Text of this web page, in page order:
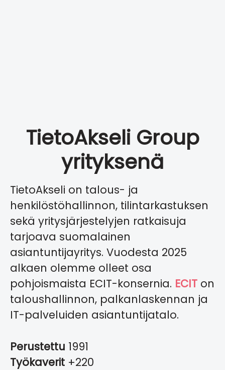
TietoAkseli Group
yrityksenä
TietoAkseli on talous- ja
henkilöstöhallinnon, tilintarkastuksen
sekä yritysjärjestelyjen ratkaisuja
tarjoava suomalainen
asiantuntijayritys. Vuodesta 2025
alkaen olemme olleet osa
pohjoismaista ECIT-konsernia. ECIT on
taloushallinnon, palkanlaskennan ja
IT-palveluiden asiantuntijatalo.
Perustettu 1991
Työkaverit +220